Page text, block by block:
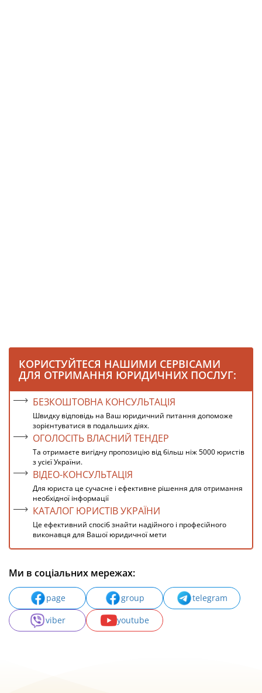
КОРИСТУЙТЕСЯ НАШИМИ СЕРВІСАМИ
ДЛЯ ОТРИМАННЯ ЮРИДИЧНИХ ПОСЛУГ:
БЕЗКОШТОВНА КОНСУЛЬТАЦІЯ
Швидку відповідь на Ваш юридичний питання допоможе
зорієнтуватися в подальших діях.
ОГОЛОСІТЬ ВЛАСНИЙ ТЕНДЕР
Та отримаєте вигідну пропозицію від більш ніж 5000 юристів
з усієї України.
ВІДЕО-КОНСУЛЬТАЦІЯ
Для юриста це сучасне і ефективне рішення для отримання
необхідної інформації
КАТАЛОГ ЮРИСТІВ УКРАЇНИ
Це ефективний спосіб знайти надійного і професійного
виконавця для Вашої юридичної мети
Ми в соціальних мережах:
page group
telegram
viber
youtube